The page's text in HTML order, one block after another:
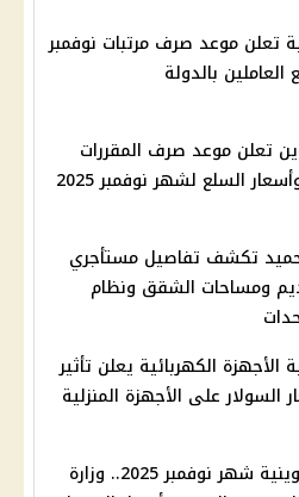
تعلن موعد صرف مرتبات نوفمبر
تعلن موعد صرف المقررات
السلع لشهر نوفمبر 2025
تكشف تفاصيل مستأجري
ومساحات الشقق ونظام
الكهربائية يعلن تأثير
السولار على الأجهزة المنزلية
السلع التموينية شهر نوفمبر 2025.. وزارة